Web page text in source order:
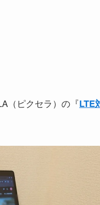
（ピクセラ）の『LTE